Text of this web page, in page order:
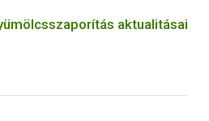
aktualitásai